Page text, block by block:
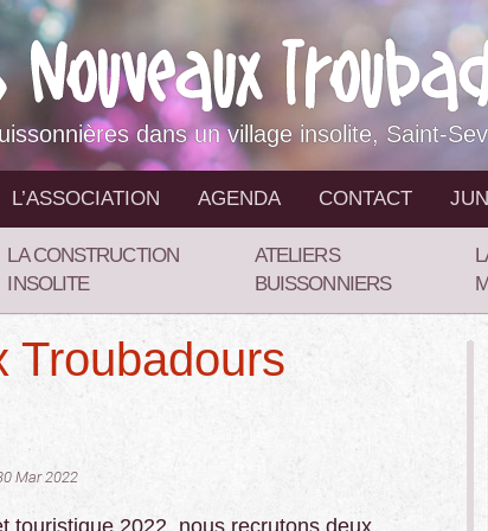
dans un village insolite, Saint-
L’ASSOCIATION AGENDA CONTACT
LA CONSTRUCTION
INSOLITE
ATELIERS
BUISSONNIERS
Troubadours
Mar 2022
touristique 2022, nous recrutons deux